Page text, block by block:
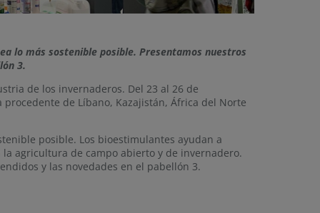
lo más sostenible posible. Presentamos nuestros
3.
de los invernaderos. Del 23 al 26 de
de Líbano, Kazajistán, África del Norte
posible. Los bioestimulantes ayudan a
agricultura de campo abierto y de invernadero.
y las novedades en el pabellón 3.